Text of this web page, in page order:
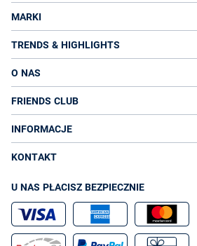
MARKI
TRENDS & HIGHLIGHTS
O NAS
FRIENDS CLUB
INFORMACJE
KONTAKT
U NAS PŁACISZ BEZPIECZNIE